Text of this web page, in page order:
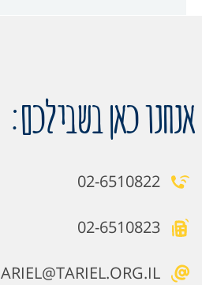
אנחנו כאן בשבילכם:
02-6510822
02-6510823
ARIEL@TARIEL.ORG.IL